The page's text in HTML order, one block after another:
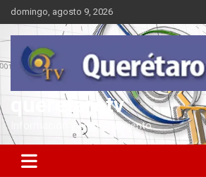
Saltar
al
contenido
domingo, agosto 9, 2026
queretarotv
Información y entretenimiento